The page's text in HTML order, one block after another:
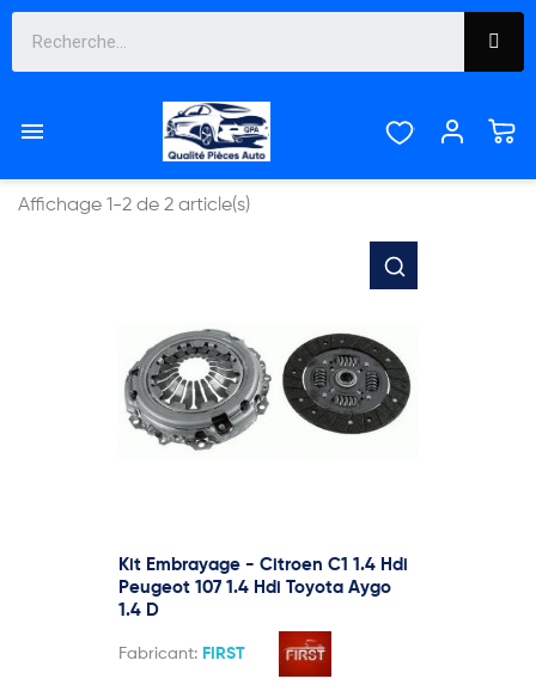

EMBRAYAGE

Affichage 1-2 de 2 article(s)
Kit Embrayage - Citroen C1 1.4 Hdi
Peugeot 107 1.4 Hdi Toyota Aygo
1.4 D
Fabricant: FIRST